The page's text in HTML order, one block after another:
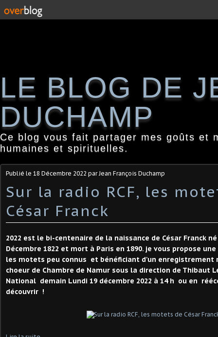
LE BLOG DE
DUCHAMP
Ce blog vous fait partager mes goûts et
humaines et spirituelles.
Publié le 18 Décembre 2022 par Jean François Duchamp
Sur la radio RCF, les
César Franck
2022 est le bi-centenaire de la naissance de César Franck
Décembre 1822 et mort à Paris en 1890. je vous propose
les motets peu connus et bénéficiant d'un enregistrement
choeur de Chambre de Namur sous la direction de Thibaut
National demain Lundi 19 décembre 2022 à 14 h ou en
découvrir !